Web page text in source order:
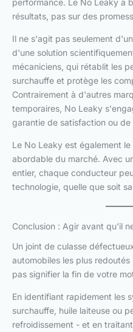
performance. Le No Leaky a
résultats, pas sur des
Il ne s'agit pas seulement
d'une solution
mécaniciens, qui rétablit les
surchauffe et protège les
Contrairement à d'autres
temporaires, No Leaky
garantie de satisfaction ou de
Le No Leaky est également
abordable du marché. Avec
entier, chaque conducteur
technologie, quelle que soit
Conclusion : Agir avant qu'il
Un joint de culasse
automobiles les plus
pas signifier la fin de votre
En identifiant rapidement les
surchauffe, huile laiteuse ou
refroidissement - et en